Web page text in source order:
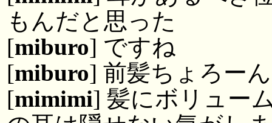
もんだと思った
[miburo] ですね
[miburo] 前髪ちょろー
[mimimi] 髪にボリュー